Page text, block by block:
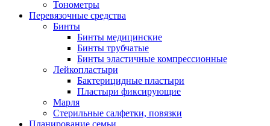
Тонометры
Перевязочные средства
Бинты
Бинты медицинские
Бинты трубчатые
Бинты эластичные компрессионные
Лейкопластыри
Бактерицидные пластыри
Пластыри фиксирующие
Марля
Стерильные салфетки, повязки
Планирование семьи